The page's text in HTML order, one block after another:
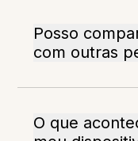
Posso
com outras
O que